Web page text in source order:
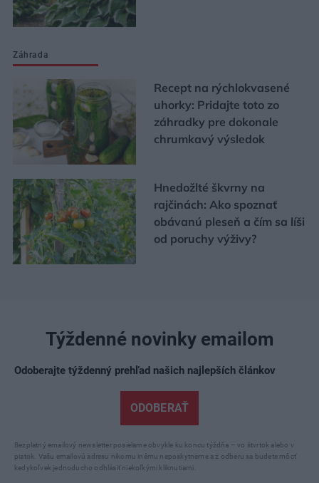
Záhrada
Recept na rýchlokvasené
uhorky: Pridajte toto zo
záhradky pre dokonale
chrumkavý výsledok
Hnedožlté škvrny na
rajčinách: Ako spoznať
obávanú pleseň a čím sa líši
od poruchy výživy?
Týždenné novinky emailom
Odoberajte týždenný prehľad našich najlepších článkov
ODOBERAŤ
Bezplatný emailový newsletter posielame obvykle ku koncu týždňa – vo štvrtok alebo v
piatok. Vašu emailovú adresu nikomu inému neposkytneme a z odberu sa budete môcť
kedykoľvek jednoducho odhlásiť niekoľkými kliknutiami.